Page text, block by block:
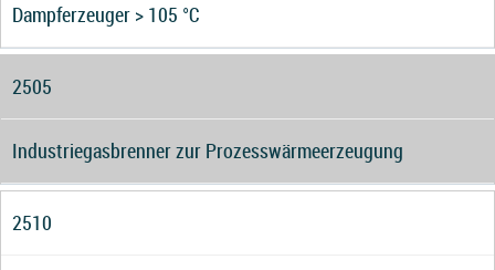
Dampferzeuger > 105 °C
2505
Industriegasbrenner zur Prozesswärmeerzeugung
2510